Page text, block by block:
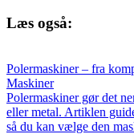
Læs også:
Polermaskiner – fra
Maskiner
Polermaskiner gør det
eller metal. Artiklen
så du kan vælge den